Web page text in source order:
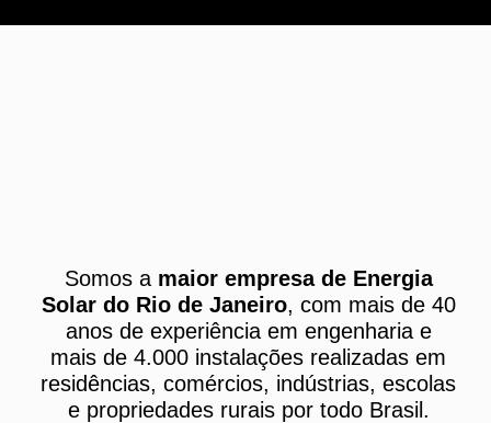
Somos a maior empresa de Energia
Solar do Rio de Janeiro, com mais de 40
anos de experiência em engenharia e
mais de 4.000 instalações realizadas em
residências, comércios, indústrias, escolas
e propriedades rurais por todo Brasil.